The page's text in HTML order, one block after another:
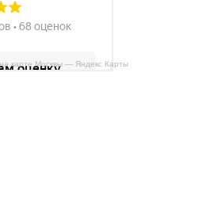
карте Москвы — Яндекс Карты